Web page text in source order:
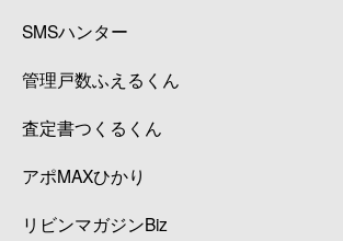
SMSハンター
管理戸数ふえるくん
査定書つくるくん
アポMAXひかり
リビンマガジンBiz